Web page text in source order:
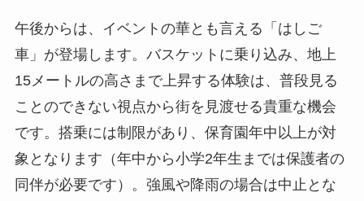
午後からは、イベントの華とも言える「はしご
車」が登場します。バスケットに乗り込み、地上
15メートルの高さまで上昇する体験は、普段見る
ことのできない視点から街を見渡せる貴重な機会
です。搭乗には制限があり、保育園年中以上が対
象となります（年中から小学2年生までは保護者の
同伴が必要です）。強風や降雨の場合は中止とな